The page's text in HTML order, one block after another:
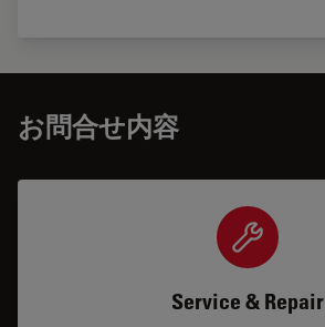
お問合せ内容
Service & Repair